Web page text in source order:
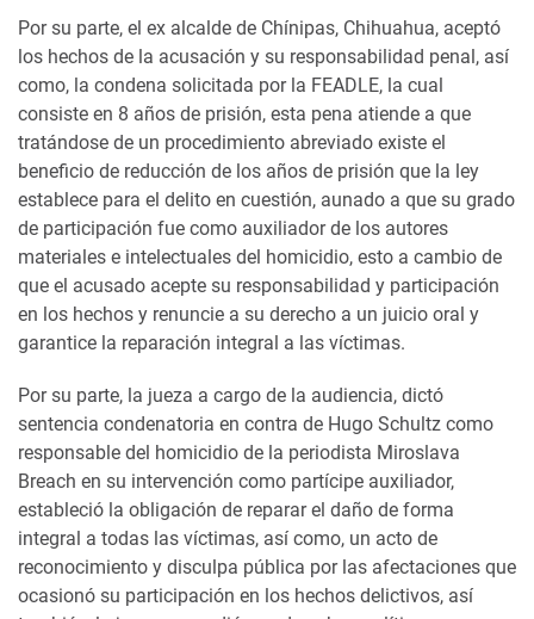
Por su parte, el ex alcalde de Chínipas, Chihuahua, aceptó
los hechos de la acusación y su responsabilidad penal, así
como, la condena solicitada por la FEADLE, la cual
consiste en 8 años de prisión, esta pena atiende a que
tratándose de un procedimiento abreviado existe el
beneficio de reducción de los años de prisión que la ley
establece para el delito en cuestión, aunado a que su grado
de participación fue como auxiliador de los autores
materiales e intelectuales del homicidio, esto a cambio de
que el acusado acepte su responsabilidad y participación
en los hechos y renuncie a su derecho a un juicio oral y
garantice la reparación integral a las víctimas.
Por su parte, la jueza a cargo de la audiencia, dictó
sentencia condenatoria en contra de Hugo Schultz como
responsable del homicidio de la periodista Miroslava
Breach en su intervención como partícipe auxiliador,
estableció la obligación de reparar el daño de forma
integral a todas las víctimas, así como, un acto de
reconocimiento y disculpa pública por las afectaciones que
ocasionó su participación en los hechos delictivos, así